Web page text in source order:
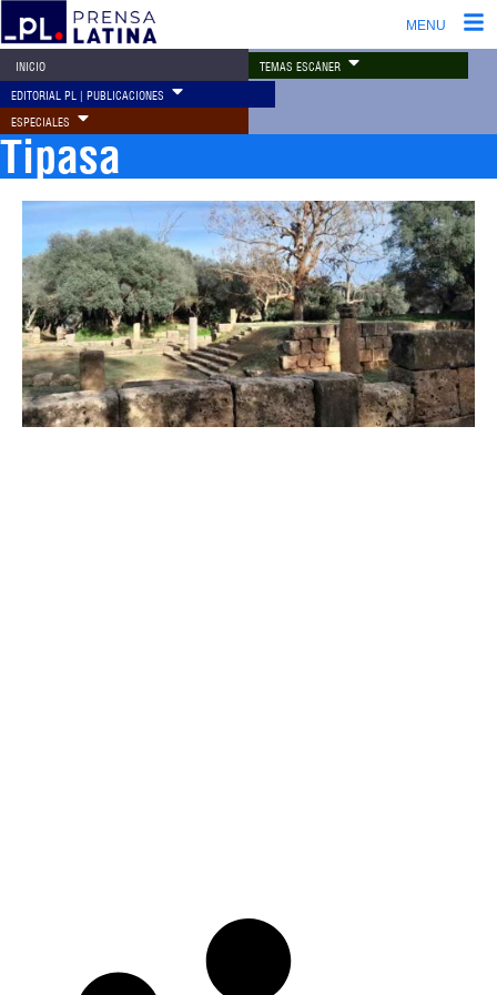
MENU
INICIO TEMAS ESCÁNER
EDITORIAL PL | PUBLICACIONES
ESPECIALES
Tipasa